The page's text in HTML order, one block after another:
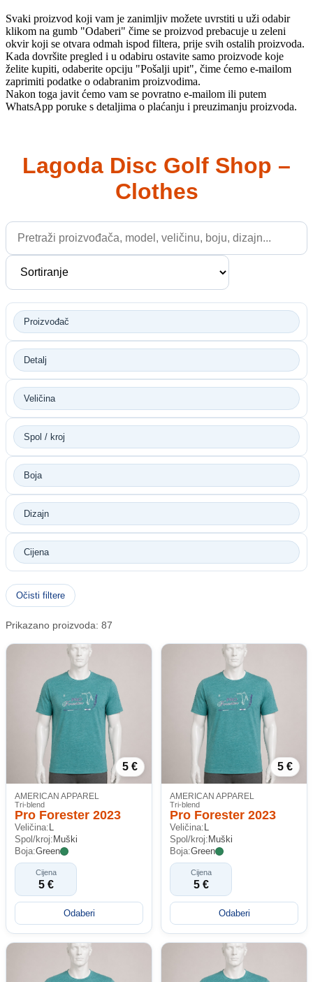
Svaki proizvod koji vam je zanimljiv možete uvrstiti u uži odabir
klikom na gumb "Odaberi" čime se proizvod prebacuje u zeleni
okvir koji se otvara odmah ispod filtera, prije svih ostalih proizvoda.
Kada dovršite pregled i u odabiru ostavite samo proizvode koje
želite kupiti, odaberite opciju "Pošalji upit", čime ćemo e-mailom
zaprimiti podatke o odabranim proizvodima.
Nakon toga javit ćemo vam se povratno e-mailom ili putem
WhatsApp poruke s detaljima o plaćanju i preuzimanju proizvoda.
Lagoda Disc Golf Shop –
Clothes
Proizvođač
Detalj
Veličina
Spol / kroj
Boja
Dizajn
Cijena
Očisti filtere
Prikazano proizvoda: 87
5 €
AMERICAN APPAREL
Tri-blend
Pro Forester 2023
Veličina: L
Spol/kroj: Muški
Boja:Green
Cijena
5 €
Odaberi
5 €
AMERICAN APPAREL
Tri-blend
Pro Forester 2023
Veličina: L
Spol/kroj: Muški
Boja:Green
Cijena
5 €
Odaberi